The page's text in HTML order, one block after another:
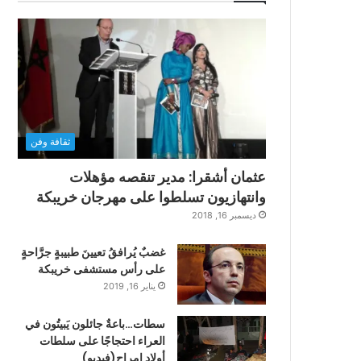
ثقافة وفن
عثمان أشقرا: مدير تنقصه مؤهلات
وانتهازيون تسلطوا على مهرجان خريبكة
ديسمبر 16, 2018
غضبٌ يُرافقُ تعيينَ طبيبةٍ جرَّاحةٍ
على رأس مستشفى خريبكة
يناير 16, 2019
سطات…باعةٌ جائلون يَبيتُون في
العراء احتجاجًا على سلطات
أولاد امراح(فيديو)